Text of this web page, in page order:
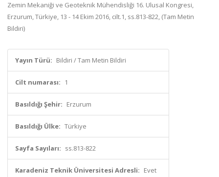
Zemin Mekaniği ve Geoteknik Mühendisliği 16. Ulusal Kongresi,
Erzurum, Türkiye, 13 - 14 Ekim 2016, cilt.1, ss.813-822, (Tam Metin
Bildiri)
Yayın Türü: Bildiri / Tam Metin Bildiri
Cilt numarası: 1
Basıldığı Şehir: Erzurum
Basıldığı Ülke: Türkiye
Sayfa Sayıları: ss.813-822
Karadeniz Teknik Üniversitesi Adresli: Evet